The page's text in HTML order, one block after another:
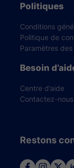
Politiques
Conditions
Politique de
Paramètres
Besoin
Centre d’aide
Contactez-nous
Restons